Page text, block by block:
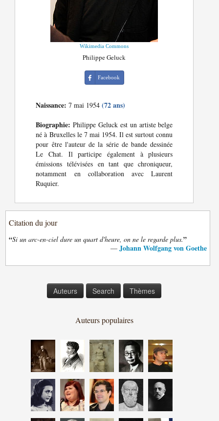
Wikimedia Commons
Philippe Geluck
Facebook
Naissance: 7 mai 1954(72 ans)
Biographie: Philippe Geluck est un artiste belge
né à Bruxelles le 7 mai 1954. Il est surtout connu
pour être l'auteur de la série de bande dessinée
Le Chat. Il participe également à plusieurs
émissions télévisées en tant que chroniqueur,
notamment en collaboration avec Laurent
Ruquier.
Citation du jour
“Si un arc-en-ciel dure un quart d'heure, on ne le regarde plus.”
— Johann Wolfgang von Goethe
Auteurs Search Thèmes
Auteurs populaires